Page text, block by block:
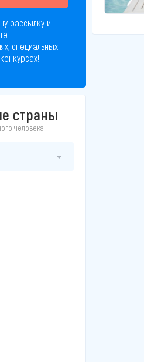
рассылку и
специальных
страны
человека